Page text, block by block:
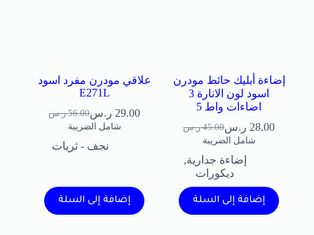
إضاءة أبليك حائط مودرن
اسود لون الانارة 3
اضاءات واط 5
45.00 ر.س 28.00 ر.س
شامل الضريبة
إضاءة جدارية,
ديكورات
إضافة إلى السلة
علاقي مودرن مفرد اسود
E271L
56.00 ر.س 29.00 ر.س
شامل الضريبة
نجف - ثريات
إضافة إلى السلة